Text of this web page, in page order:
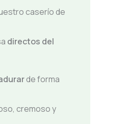
caserío de
directos del
de forma
cremoso y